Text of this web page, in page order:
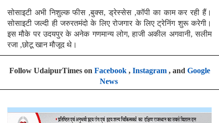
सोसाइटी अभी निशुल्क फीस ,बुक्स, ड्रेस्सेस ,कॉपी का काम कर रही हैं।
सोसाइटी जल्दी ही जरुरतमंदो के लिए रोजगार के लिए ट्रेनिंग शुरू करेगी।
इस मौके पर उदयपुर के अनेक गणमान्य लोग, हाजी अकील अगवानी, सलीम
रजा ,छोटू खान मौजूद थे।
Follow UdaipurTimes on Facebook, Instagram, and Google
News